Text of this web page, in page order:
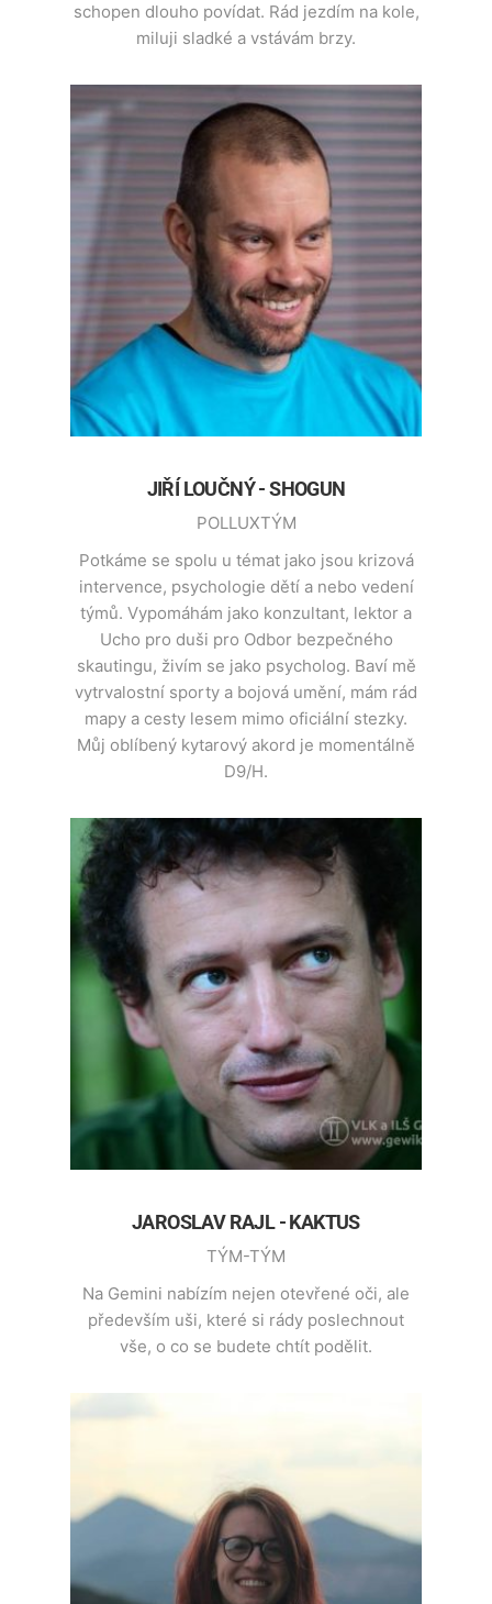
schopen dlouho povídat. Rád jezdím na kole,
miluji sladké a vstávám brzy.
JIŘÍ LOUČNÝ - SHOGUN
POLLUXTÝM
Potkáme se spolu u témat jako jsou krizová
intervence, psychologie dětí a nebo vedení
týmů. Vypomáhám jako konzultant, lektor a
Ucho pro duši pro Odbor bezpečného
skautingu, živím se jako psycholog. Baví mě
vytrvalostní sporty a bojová umění, mám rád
mapy a cesty lesem mimo oficiální stezky.
Můj oblíbený kytarový akord je momentálně
D9/H.
JAROSLAV RAJL - KAKTUS
TÝM-TÝM
Na Gemini nabízím nejen otevřené oči, ale
především uši, které si rády poslechnout
vše, o co se budete chtít podělit.